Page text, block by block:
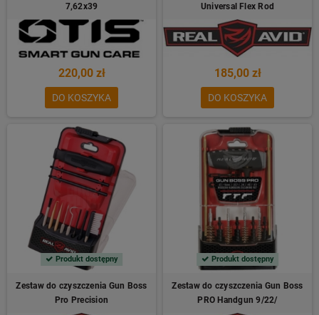
7,62x39
220,00 zł
DO KOSZYKA
Universal Flex Rod
185,00 zł
DO KOSZYKA
Produkt dostępny
Zestaw do czyszczenia Gun Boss
Pro Precision
Produkt dostępny
Zestaw do czyszczenia Gun Boss
PRO Handgun 9/22/